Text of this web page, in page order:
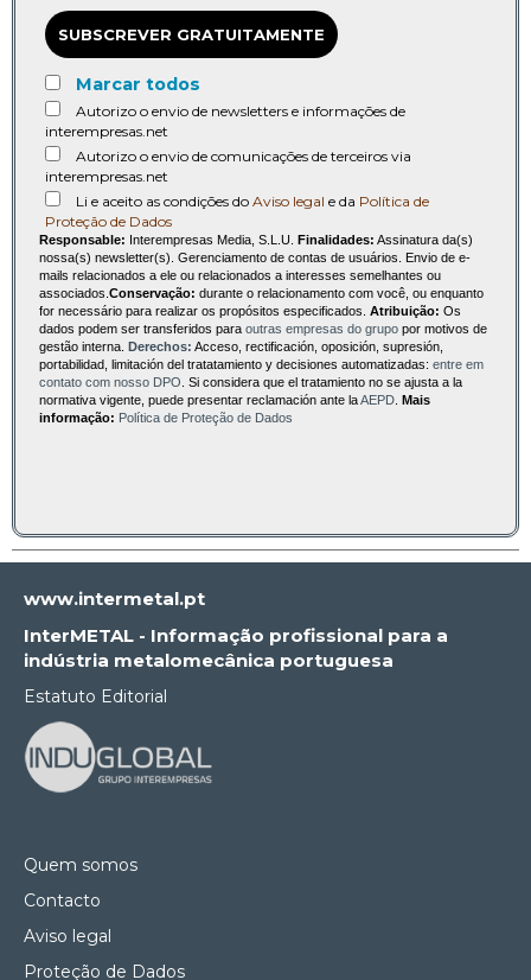
SUBSCREVER GRATUITAMENTE
Marcar todos
Autorizo o envio de newsletters e informações de
interempresas.net
Autorizo o envio de comunicações de terceiros via
interempresas.net
Li e aceito as condições do Aviso legal e da Política de
Proteção de Dados
Responsable: Interempresas Media, S.L.U. Finalidades: Assinatura da(s)
nossa(s) newsletter(s). Gerenciamento de contas de usuários. Envio de e-
mails relacionados a ele ou relacionados a interesses semelhantes ou
associados. Conservação: durante o relacionamento com você, ou enquanto
for necessário para realizar os propósitos especificados. Atribuição: Os
dados podem ser transferidos para outras empresas do grupo por motivos de
gestão interna.
Derechos: Acceso, rectificación, oposición, supresión,
portabilidad, limitación del tratatamiento y decisiones automatizadas: entre em
contato com nosso DPO . Si considera que el tratamiento no se ajusta a la
normativa vigente, puede presentar reclamación ante laAEPD
Mais
informação: Política de Proteção de Dados
www.intermetal.pt
InterMETAL - Informação profissional para a
indústria metalomecânica portuguesa
Estatuto Editorial
Quem somos
Contacto
Aviso legal
Proteção de Dados